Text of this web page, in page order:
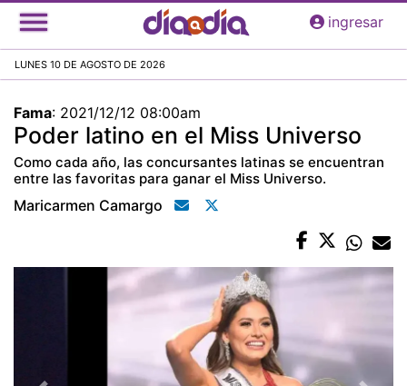
Pasar
al
principal
ingresar
LUNES 10 DE AGOSTO DE 2026
Fama: 2021/12/12 08:00am
Poder latino en el Miss Universo
Como cada año, las concursantes latinas se encuentran
entre las favoritas para ganar el Miss Universo.
Maricarmen Camargo